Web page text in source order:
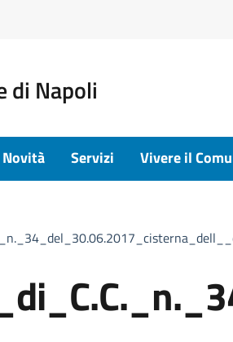
di Napoli
Novità Servizi Vivere il